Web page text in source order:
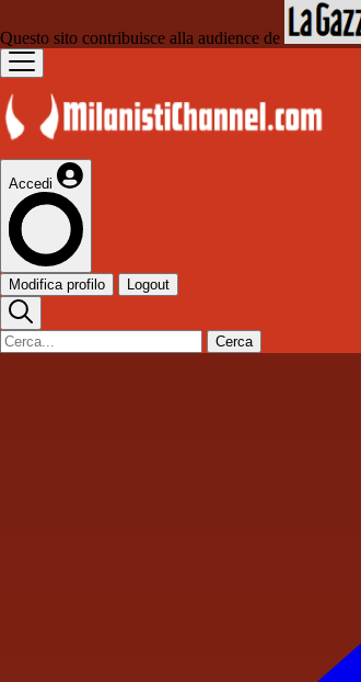
Questo sito contribuisce alla audience de
Accedi
Modifica profilo Logout
Cerca